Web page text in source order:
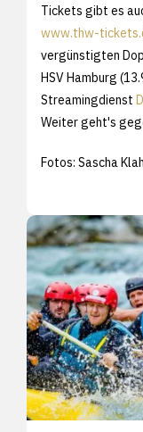
Tickets gibt es
www.thw-
vergünstigten
HSV Hamburg
Streamingdienst
Weiter geht's
Fotos: Sascha